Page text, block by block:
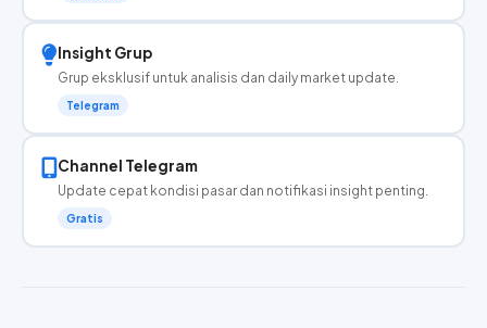
Insight Grup
Grup eksklusif untuk analisis dan daily market update.
Telegram
Channel Telegram
Update cepat kondisi pasar dan notifikasi insight penting.
Gratis